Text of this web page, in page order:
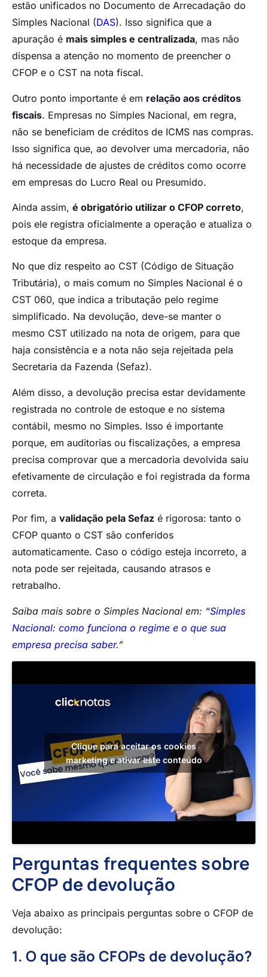
estão unificados no Documento de Arrecadação do
Simples Nacional (DAS). Isso significa que a
apuração é mais simples e centralizada, mas não
dispensa a atenção no momento de preencher o
CFOP e o CST na nota fiscal.
Outro ponto importante é em relação aos créditos
fiscais. Empresas no Simples Nacional, em regra,
não se beneficiam de créditos de ICMS nas compras.
Isso significa que, ao devolver uma mercadoria, não
há necessidade de ajustes de créditos como ocorre
em empresas do Lucro Real ou Presumido.
Ainda assim, é obrigatório utilizar o CFOP correto,
pois ele registra oficialmente a operação e atualiza o
estoque da empresa.
No que diz respeito ao CST (Código de Situação
Tributária), o mais comum no Simples Nacional é o
CST 060, que indica a tributação pelo regime
simplificado. Na devolução, deve-se manter o
mesmo CST utilizado na nota de origem, para que
haja consistência e a nota não seja rejeitada pela
Secretaria da Fazenda (Sefaz).
Além disso, a devolução precisa estar devidamente
registrada no controle de estoque e no sistema
contábil, mesmo no Simples. Isso é importante
porque, em auditorias ou fiscalizações, a empresa
precisa comprovar que a mercadoria devolvida saiu
efetivamente de circulação e foi registrada da forma
correta.
Por fim, a validação pela Sefaz é rigorosa: tanto o
CFOP quanto o CST são conferidos
automaticamente. Caso o código esteja incorreto, a
nota pode ser rejeitada, causando atrasos e
retrabalho.
Saiba mais sobre o Simples Nacional em: “Simples
Nacional: como funciona o regime e o que sua
empresa precisa saber.”
Clique para aceitar os cookies
marketing e ativar este conteúdo
Perguntas frequentes sobre
CFOP de devolução
Veja abaixo as principais perguntas sobre o CFOP de
devolução:
1. O que são CFOPs de devolução?